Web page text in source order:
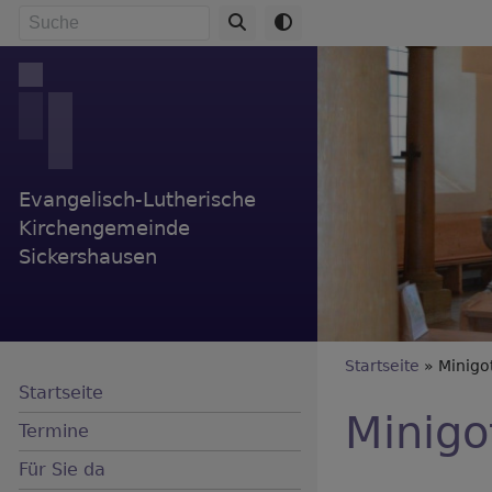
Direkt
Inhalt
Evangelisch-Lutherische
Kirchengemeinde
Sickershausen
Startseite
Termine
Für Sie da
Startseite